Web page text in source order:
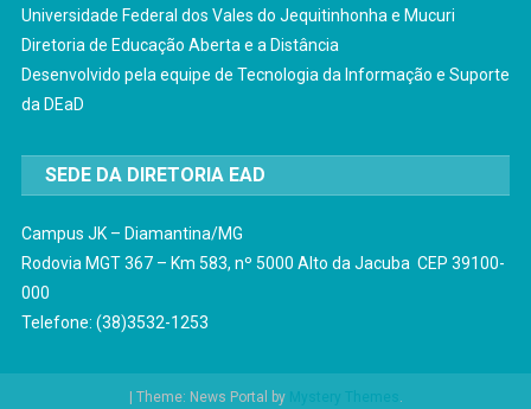
Universidade Federal dos Vales do Jequitinhonha e Mucuri
Diretoria de Educação Aberta e a Distância
Desenvolvido pela equipe de Tecnologia da Informação e Suporte
da DEaD
SEDE DA DIRETORIA EAD
Campus JK – Diamantina/MG
Rodovia MGT 367 – Km 583, nº 5000 Alto da Jacuba CEP 39100-
000
Telefone: (38)3532-1253
| Theme: News Portal by Mystery Themes